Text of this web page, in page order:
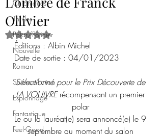
Chroniques
Thriller
Polar/Policier
Nouvelle
Roman
Science-fiction
Espionnage
Fantastique
Feel-Good
Ollivier
Noté NaN étoiles sur 5.
Éditions : Albin Michel
Date de sortie : 04/01/2023
Sélectionné pour le Prix Découverte de
LA VOUIVRE récompensant un premier
polar
Le ou la lauréat(e) sera annoncé(e) le 9
septembre au moment du salon